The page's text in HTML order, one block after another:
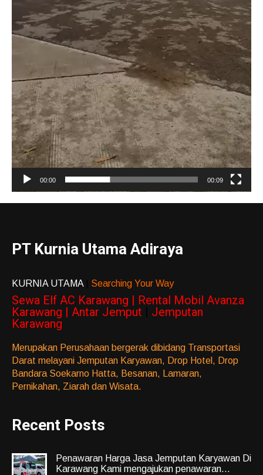
00:00 00:09
PT Kurnia Utama Adiraya
KURNIA UTAMA Searching Your Way
Sewa Elf AC Karawang | Rental Mobil Avanza
Karawang | Antar Jemput
Jemputan
Karawang
Merupakan Perusahaan bergerak dibidang Transportasi
Darat melayani Jemputan Karyawan, Drop Hotel, Drop
Bandara Soekarno Hatta, Besanan, Lamaran,
Pernikahan, Ziarah dan Wisata.
Recent Posts
Penawaran Harga Jasa Jemputan Karyawan Di
Karawang Kami mengajukan penawaran...